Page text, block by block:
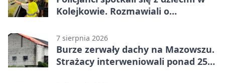
Kolejkowie. Rozmawiali o
7 sierpnia 2026
Burze zerwały dachy na Mazowszu.
Strażacy interweniowali ponad 250